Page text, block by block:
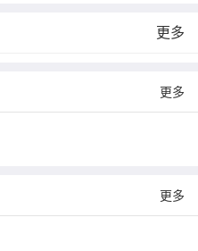
更多
更多
更多